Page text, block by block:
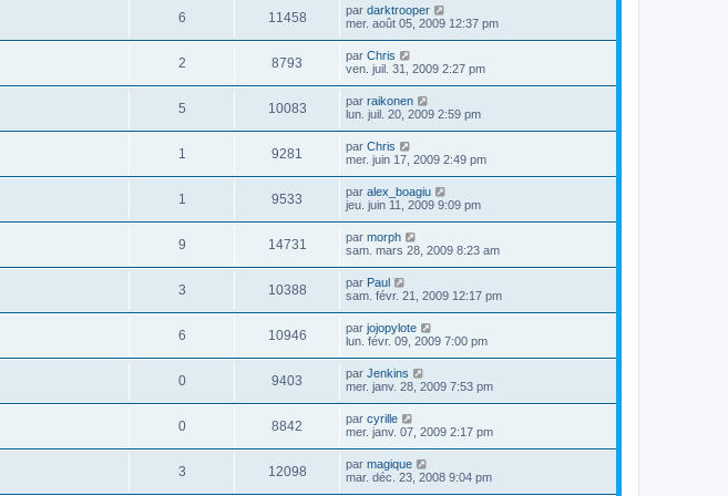
6 11458 par darktrooper
mer. août 05, 2009 12:37 pm
2 8793 par Chris
ven. juil. 31, 2009 2:27 pm
5 10083 par raikonen
lun. juil. 20, 2009 2:59 pm
1 9281 par Chris
mer. juin 17, 2009 2:49 pm
1 9533 par alex_boagiu
jeu. juin 11, 2009 9:09 pm
9 14731 par morph
sam. mars 28, 2009 8:23 am
3 10388 par Paul
sam. févr. 21, 2009 12:17 pm
6 10946 par jojopylote
lun. févr. 09, 2009 7:00 pm
0 9403 par Jenkins
mer. janv. 28, 2009 7:53 pm
0 8842 par cyrille
mer. janv. 07, 2009 2:17 pm
3 12098 par magique
mar. déc. 23, 2008 9:04 pm